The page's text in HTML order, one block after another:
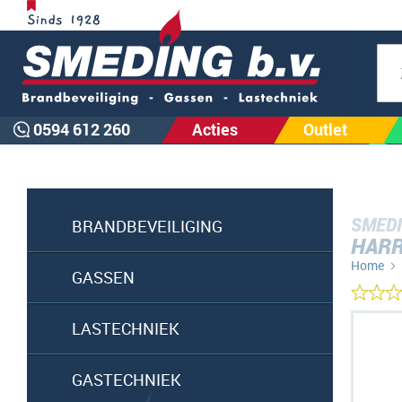
0594 612 260 Acties Outlet
BRANDBEVEILIGING
GASSEN
LASTECHNIEK
GASTECHNIEK
Home
Ga